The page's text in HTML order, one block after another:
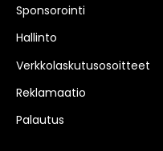
Sponsorointi
Hallinto
Verkkolaskutusosoitteet
Reklamaatio
Palautus